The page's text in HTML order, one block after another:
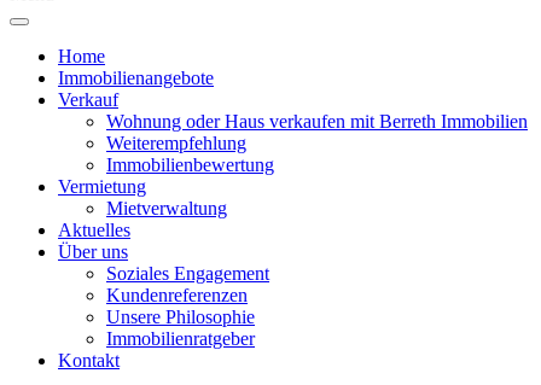
Home
Immobilienangebote
Verkauf
Wohnung oder Haus verkaufen mit Berreth Immobilien
Weiterempfehlung
Immobilienbewertung
Vermietung
Mietverwaltung
Aktuelles
Über uns
Soziales Engagement
Kundenreferenzen
Unsere Philosophie
Immobilienratgeber
Kontakt